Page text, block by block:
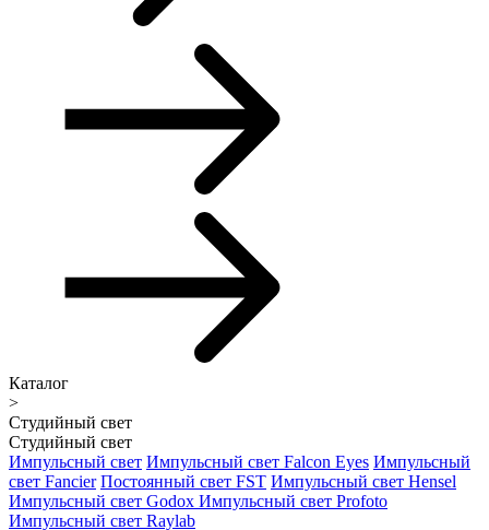
Каталог
>
Студийный свет
Студийный свет
Импульсный свет Импульсный свет Falcon Eyes Импульсный
свет Fancier Постоянный свет FST Импульсный свет Hensel
Импульсный свет Godox Импульсный свет Profoto
Импульсный свет Raylab